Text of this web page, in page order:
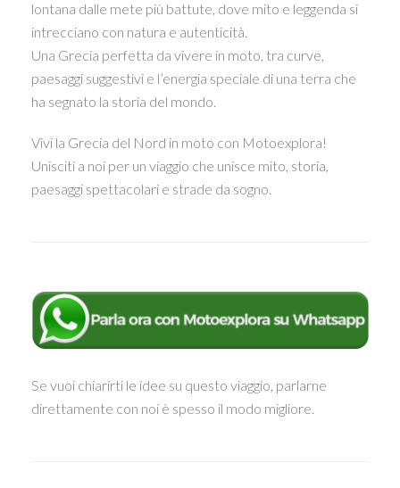
lontana dalle mete più battute, dove mito e leggenda si
intrecciano con natura e autenticità.
Una Grecia perfetta da vivere in moto, tra curve,
paesaggi suggestivi e l’energia speciale di una terra che
ha segnato la storia del mondo.
Vivi la Grecia del Nord in moto con Motoexplora!
Unisciti a noi per un viaggio che unisce mito, storia,
paesaggi spettacolari e strade da sogno.
Se vuoi chiarirti le idee su questo viaggio, parlarne
direttamente con noi è spesso il modo migliore.